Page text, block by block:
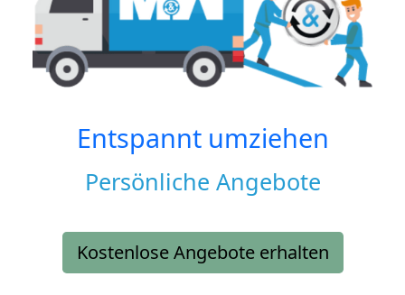
Entspannt umziehen
Persönliche Angebote
Kostenlose Angebote erhalten